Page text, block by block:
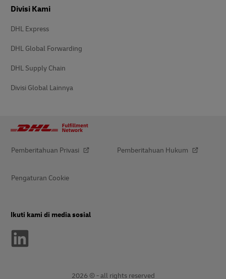
Divisi Kami
DHL Express
DHL Global Forwarding
DHL Supply Chain
Divisi Global Lainnya
Pemberitahuan Privasi Pemberitahuan Hukum
Pengaturan Cookie
Ikuti kami di media sosial
2026 © - all rights reserved